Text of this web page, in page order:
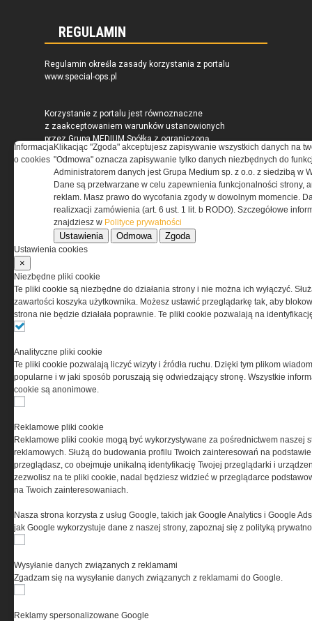
REGULAMIN
Regulamin określa zasady korzystania z portalu
www.special-ops.pl
Korzystanie z portalu jest równoznaczne
z zaakceptowaniem warunków ustanowionych
przez Grupa MEDIUM Spółka z ograniczoną
odpowiedzialnością Spółka komandytowa, nr KRS:
0000537655, NIP 1132860378, REGON 146393437
(zwana dalej Grupa MEDIUM) w postaci Regulaminu.
Przeczytaj regulamin
PRYWATNOŚĆ
Ta witryna wykorzystuje pliki cookies do przechowywania
w tym w sposób dostosowany do indywidualnych potrzeb.
Korzystanie z witryny bez zmiany ustawień dotyczących
cookies oznacza, że będą one zamieszczane w Twoim
urządzeniu końcowym. W każdym momencie możesz
serwisu prosimy o zapoznanie się z naszą
prywatnościorazinformacją o cookies.
Wydawcy i Producenta bazy danych zastrzeżone. Jakiekolwiek dalsze
rozpowszechnianie artykułów zabronione. Korzystanie z serwisu i
zamieszczonych w nim utworów i danych wyłącznie na zasadach określonych w
Informacja
o cookies
Klikacjąc "Zgoda" akceptujesz zapisywanie wszystkich danych na
"Odmowa" oznacza zapisywanie tylko danych niezbędnych do
Administratorem danych jest Grupa Medium sp. z o.o. z siedzibą w
Dane są przetwarzane w celu zapewnienia funkcjonalności strony,
reklam. Masz prawo do wycofania zgody w dowolnym momencie.
realizxacji zamówienia (art. 6 ust. 1 lit. b RODO). Szczegółowe
znajdziesz w Polityce prywatności
Ustawienia Odmowa Zgoda
Ustawienia cookies
×
Niezbędne pliki cookie
Te pliki cookie są niezbędne do działania strony i nie można ich wyłączyć.
zawartości koszyka użytkownika. Możesz ustawić przeglądarkę tak, aby
strona nie będzie działała poprawnie. Te pliki cookie pozwalają na
Analityczne pliki cookie
Te pliki cookie pozwalają liczyć wizyty i źródła ruchu. Dzięki tym plikom
popularne i w jaki sposób poruszają się odwiedzający stronę. Wszystkie
cookie są anonimowe.
Reklamowe pliki cookie
Reklamowe pliki cookie mogą być wykorzystywane za pośrednictwem naszej
reklamowych. Służą do budowania profilu Twoich zainteresowań na
przeglądasz, co obejmuje unikalną identyfikację Twojej przeglądarki i
zezwolisz na te pliki cookie, nadal będziesz widzieć w przeglądarce
na Twoich zainteresowaniach.
Nasza strona korzysta z usług Google, takich jak Google Analytics i Google
jak Google wykorzystuje dane z naszej strony, zapoznaj się z polityką
Wysyłanie danych związanych z reklamami
Zgadzam się na wysyłanie danych związanych z reklamami do Google.
Reklamy spersonalizowane Google